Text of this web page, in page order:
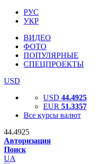
РУС
УКР
ВИДЕО
ФОТО
ПОПУЛЯРНЫЕ
СПЕЦПРОЕКТЫ
USD
USD 44.4925
EUR 51.3357
Все курсы валют
44.4925
Авторизация
Поиск
UA